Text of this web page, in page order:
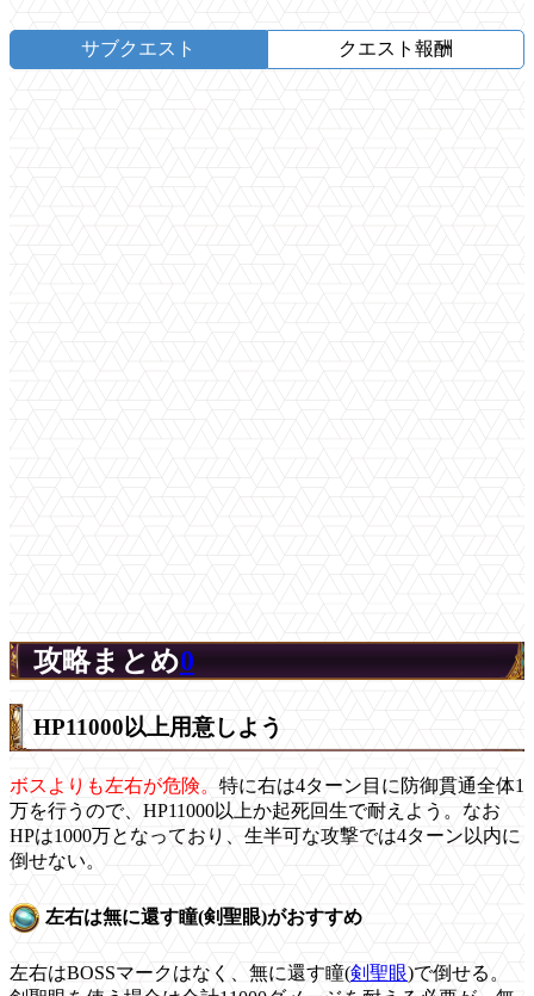
サブクエスト クエスト報酬
攻略まとめ0
HP11000以上用意しよう
ボスよりも左右が危険。 特に右は4ターン目に防御貫通全体1
万を行うので、HP11000以上か起死回生で耐えよう。なお
HPは1000万となっており、生半可な攻撃では4ターン以内に
倒せない。
左右は無に還す瞳(剣聖眼)がおすすめ
左右はBOSSマークはなく、無に還す瞳(剣聖眼)で倒せる。